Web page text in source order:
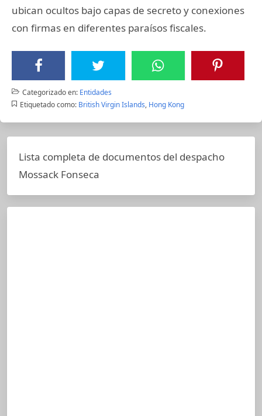
ubican ocultos bajo capas de secreto y conexiones
con firmas en diferentes paraísos fiscales.
Categorizado en: Entidades
Etiquetado como: British Virgin Islands, Hong Kong
Lista completa de documentos del despacho
Mossack Fonseca